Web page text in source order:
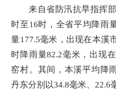
来自省防汛抗旱指挥部
时至16时，全省平均降雨
量177.5毫米，出现在本溪
时降雨量82.2毫米，出现
窑村。其间，本溪平均降
丹东分别以34.8毫米、22.6